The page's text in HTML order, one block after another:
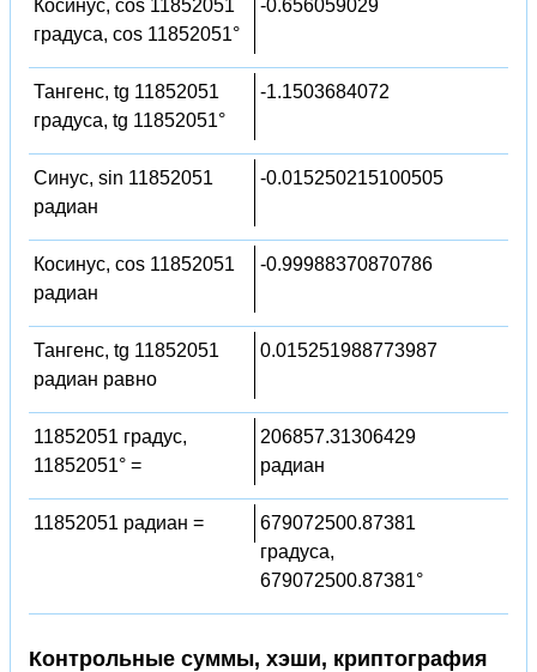
Косинус, cos 11852051
градуса, cos 11852051°
-0.656059029
Тангенс, tg 11852051
градуса, tg 11852051°
-1.1503684072
Синус, sin 11852051
радиан
-0.015250215100505
Косинус, cos 11852051
радиан
-0.99988370870786
Тангенс, tg 11852051
радиан равно
0.015251988773987
11852051 градус,
11852051° =
206857.31306429
радиан
11852051 радиан =
679072500.87381
градуса,
679072500.87381°
Контрольные суммы, хэши, криптография